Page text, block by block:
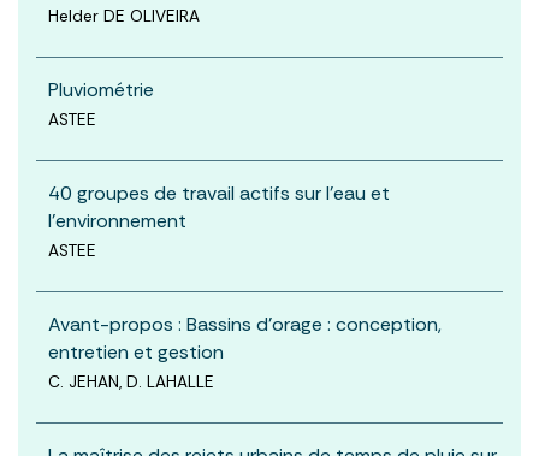
Helder DE OLIVEIRA
Pluviométrie
ASTEE
40 groupes de travail actifs sur l'eau et
l'environnement
ASTEE
Avant-propos : Bassins d’orage : conception,
entretien et gestion
C. JEHAN, D. LAHALLE